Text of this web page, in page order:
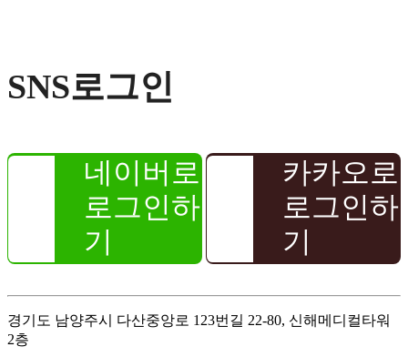
SNS로그인
네이버로
로그인하
기
카카오로
로그인하
기
경기도 남양주시 다산중앙로 123번길 22-80, 신해메디컬타워
2층